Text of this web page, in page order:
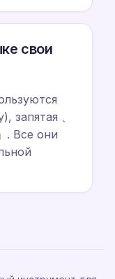
свои
запятая 、
. Все они